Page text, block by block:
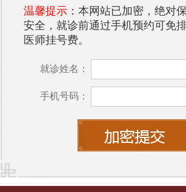
温馨提示： 本网站已加密，绝对
安全，就诊前通过手机预约可免
医师挂号费。
就诊姓名：
手机号码：